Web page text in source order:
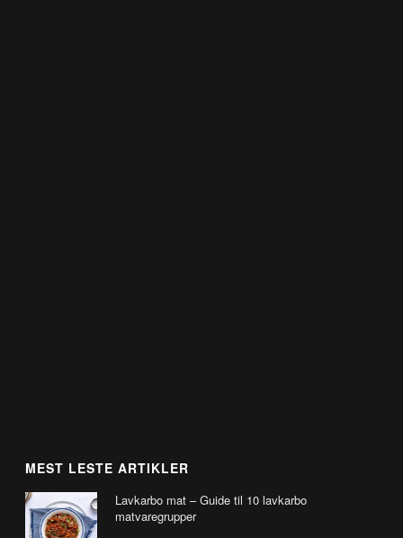
MEST LESTE ARTIKLER
Lavkarbo mat – Guide til 10 lavkarbo
matvaregrupper